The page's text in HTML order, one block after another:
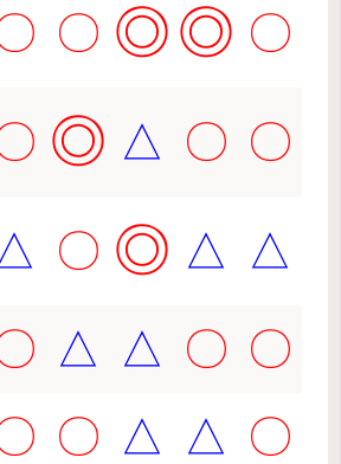
〇 ◎◎ 〇
◎ △ 〇 〇
〇 ◎ △ △
△ △ 〇 〇
〇 △ △ 〇